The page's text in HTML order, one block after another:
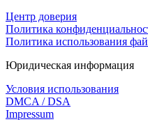
Центр доверия
Политика
Политика использования
Юридическая информация
Условия использования
DMCA / DSA
Impressum